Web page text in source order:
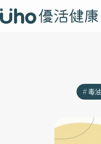
黏 守護腺在 疫情保衛
毒油